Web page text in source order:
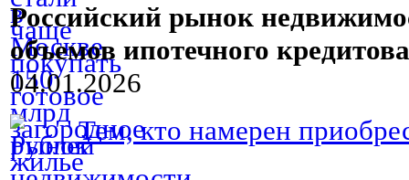
Российский рынок
объемов ипотечного
04.01.2026
Тем, кто намерен